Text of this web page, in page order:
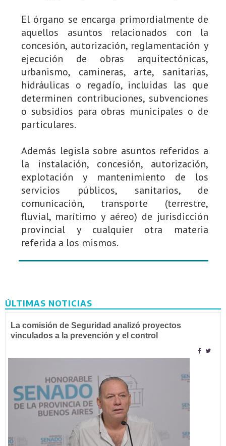
El órgano se encarga primordialmente de
aquellos asuntos relacionados con la
concesión, autorización, reglamentación y
ejecución de obras arquitectónicas,
urbanismo, camineras, arte, sanitarias,
hidráulicas o regadío, incluidas las que
determinen contribuciones, subvenciones
o subsidios para obras municipales o de
particulares.
Además legisla sobre asuntos referidos a
la instalación, concesión, autorización,
explotación y mantenimiento de los
servicios públicos, sanitarios, de
comunicación, transporte (terrestre,
fluvial, marítimo y aéreo) de jurisdicción
provincial y cualquier otra materia
referida a los mismos.
ÚLTIMAS NOTICIAS
La comisión de Seguridad analizó proyectos
vinculados a la prevención y el control